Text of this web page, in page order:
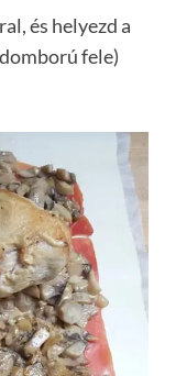
és helyezd a
fele)